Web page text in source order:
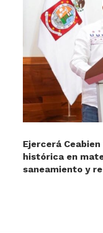
Ejercerá
histórica en
saneamiento y